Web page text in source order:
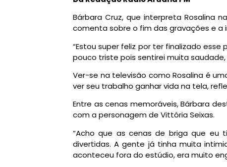
Bárbara Cruz, que interpreta Rosalina
comenta sobre o fim das gravações e a
“Estou super feliz por ter finalizado
pouco triste pois sentirei muita
Ver-se na televisão como Rosalina é
ver seu trabalho ganhar vida na tela,
Entre as cenas memoráveis, Bárbara
com a personagem de Vittória Seixas.
“Acho que as cenas de briga que eu
divertidas. A gente já tinha muita
aconteceu fora do estúdio, era muito